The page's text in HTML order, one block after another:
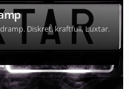
Diskret, kraftfull, Luxtar.